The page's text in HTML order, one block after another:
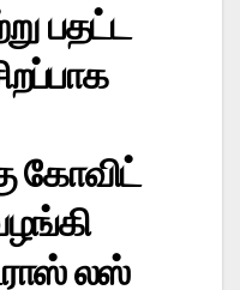
பதட்ட
கோவிட்
லஸ்